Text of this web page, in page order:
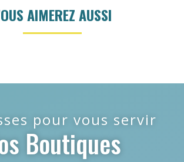
AIMEREZ AUSSI
pour vous servir
Boutiques